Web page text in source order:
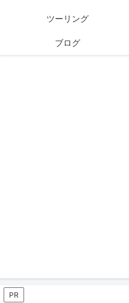
ツーリング
ブログ
PR